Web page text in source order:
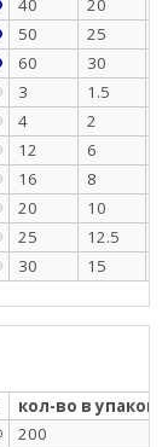
40 20
50 25
60 30
3 1.5
4 2
12 6
16 8
20 10
25 12.5
30 15
кол-во в
200